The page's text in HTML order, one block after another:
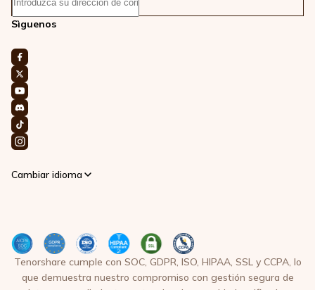
Sìguenos
Cambiar idioma
Tenorshare cumple con SOC, GDPR, ISO, HIPAA, SSL y CCPA, lo
que demuestra nuestro compromiso con gestión segura de